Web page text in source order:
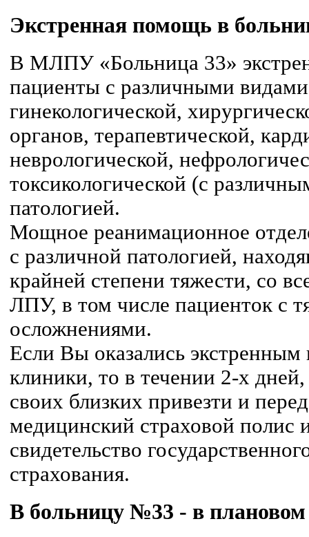
Экстренная помощь в
В МЛПУ «Больница 33»
пациенты с различными
гинекологической,
органов, терапевтической,
неврологической,
токсикологической (с
патологией.
Мощное реанимационное
с различной патологией,
крайней степени тяжести, со
ЛПУ, в том числе пациенток с
осложнениями.
Если Вы оказались
клиники, то в течении 2-х
своих близких привезти и
медицинский страховой полис
свидетельство
страхования.
В больницу №33 - в плановом